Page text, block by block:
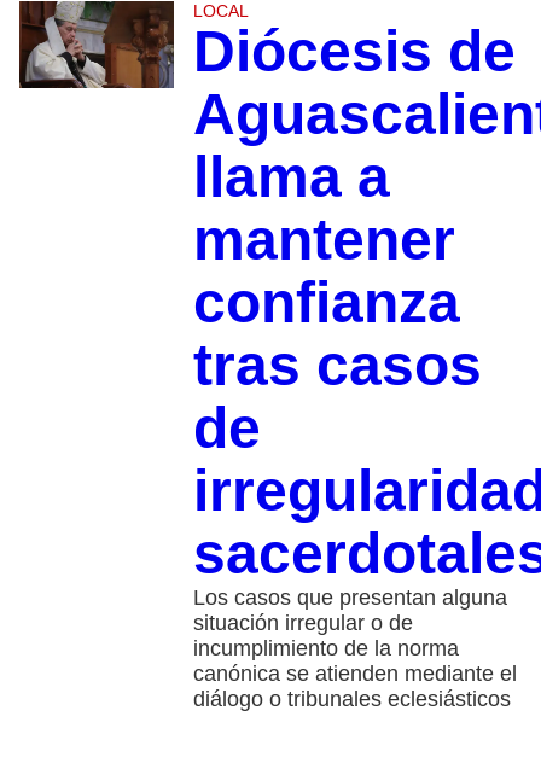
LOCAL
Diócesis de
llama a
mantener
confianza
tras casos
de
Los casos que presentan alguna
situación irregular o de
incumplimiento de la norma
canónica se atienden mediante el
diálogo o tribunales eclesiásticos